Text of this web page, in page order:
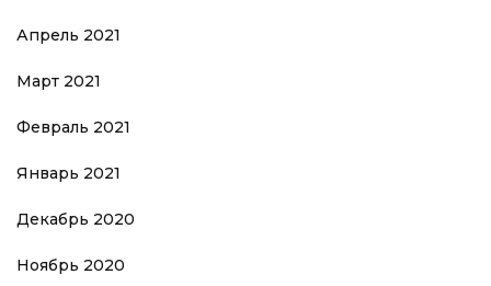
Апрель 2021
Март 2021
Февраль 2021
Январь 2021
Декабрь 2020
Ноябрь 2020